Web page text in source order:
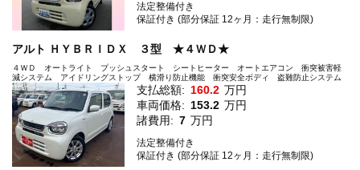
法定整備付き
保証付き (部分保証 12ヶ月：走行無制限)
アルト ＨＹＢＲＩＤＸ ３型 ★４ＷＤ★
４ＷＤ オートライト プッシュスタート シートヒーター オートエアコン 衝突被害軽
減システム アイドリングストップ 横滑り防止機能 衝突安全ボディ 盗難防止システム
支払総額: 160.2 万円
車両価格: 153.2 万円
諸費用: 7 万円
法定整備付き
保証付き (部分保証 12ヶ月：走行無制限)